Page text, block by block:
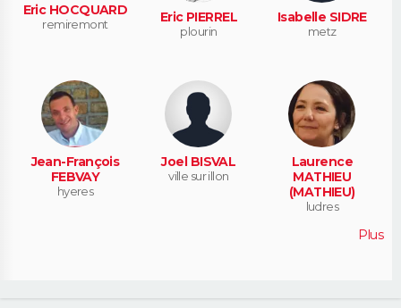
Eric HOCQUARD
remiremont Eric PIERREL
plourin
Isabelle SIDRE
metz
Jean-François
FEBVAY
hyeres
Joel BISVAL
ville sur illon
Laurence
MATHIEU
(MATHIEU)
ludres
Plus